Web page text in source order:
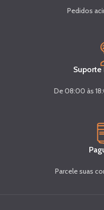
Pedidos
Suporte
De 08:00 às
Parcele suas